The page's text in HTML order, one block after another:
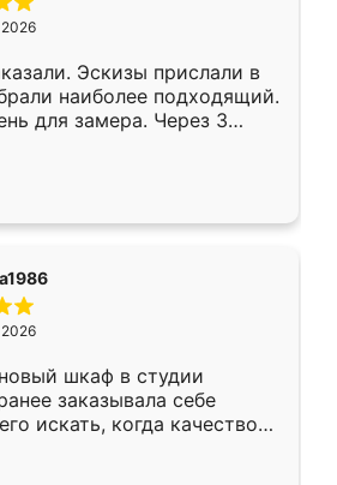
Эскизы прислали в
наиболее подходящий.
для замера. Через 3
уже готова. Остались
Спасибо Ренессанс
работу!
шкаф в студии
заказывала себе
искать, когда качеством
Служит кухня уже почти
нет.